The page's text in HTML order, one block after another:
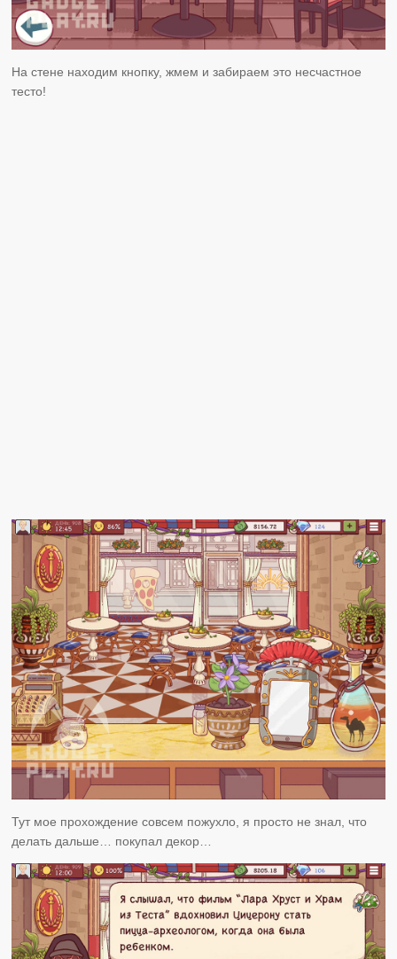
На стене находим кнопку, жмем и забираем это несчастное
тесто!
Тут мое прохождение совсем пожухло, я просто не знал, что
делать дальше… покупал декор…